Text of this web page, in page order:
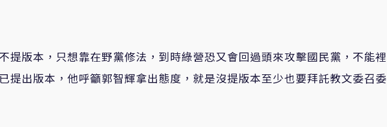
提版本，只想靠在野黨修法，到時綠營恐又會回過頭來攻擊國民黨，不能裡
提出版本，他呼籲郭智輝拿出態度，就是沒提版本至少也要拜託教文委召委